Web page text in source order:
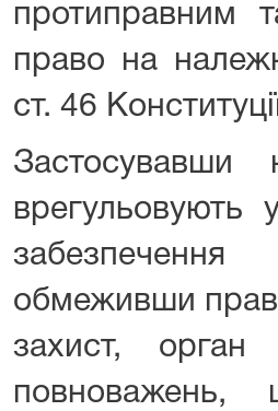
протиправним
право на
ст. 46
Застосувавши
врегульовують
забезпечення
обмеживши
захист,